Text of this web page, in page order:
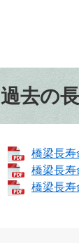
過去の
橋梁長寿
橋梁長寿
橋梁長寿